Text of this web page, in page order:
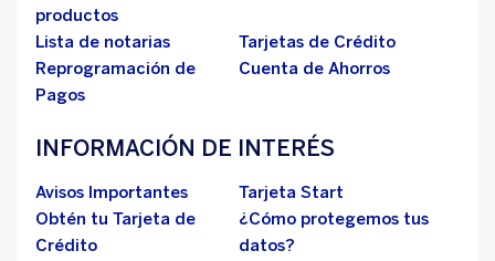
productos
Lista de notarias
Tarjetas de Crédito
Reprogramación de
Pagos
Cuenta de Ahorros
INFORMACIÓN DE INTERÉS
Avisos Importantes
Tarjeta Start
Obtén tu Tarjeta de
Crédito
¿Cómo protegemos tus
datos?